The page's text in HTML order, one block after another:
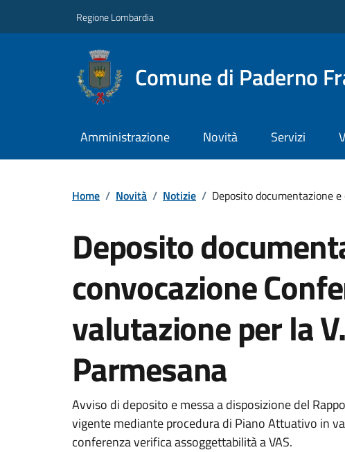
Regione Lombardia
Comune di Paderno
Amministrazione Novità Servizi
Home / Novità / Notizie / Deposito documentazione
Deposito
convocazione
valutazione per la
Parmesana
Avviso di deposito e messa a disposizione del
vigente mediante procedura di Piano Attuativo in
conferenza verifica assoggettabilità a VAS.